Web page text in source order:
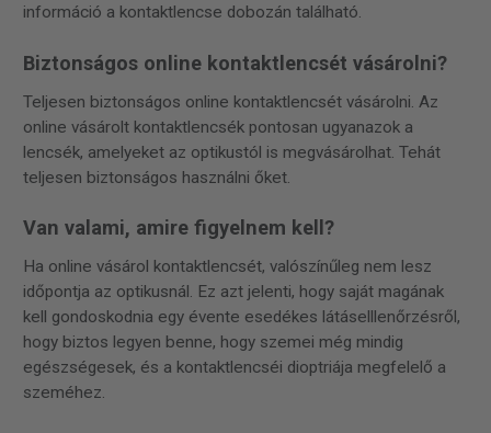
információ a kontaktlencse dobozán található.
Biztonságos online kontaktlencsét vásárolni?
Teljesen biztonságos online kontaktlencsét vásárolni. Az
online vásárolt kontaktlencsék pontosan ugyanazok a
lencsék, amelyeket az optikustól is megvásárolhat. Tehát
teljesen biztonságos használni őket.
Van valami, amire figyelnem kell?
Ha online vásárol kontaktlencsét, valószínűleg nem lesz
időpontja az optikusnál. Ez azt jelenti, hogy saját magának
kell gondoskodnia egy évente esedékes látáselllenőrzésről,
hogy biztos legyen benne, hogy szemei még mindig
egészségesek, és a kontaktlencséi dioptriája megfelelő a
szeméhez.